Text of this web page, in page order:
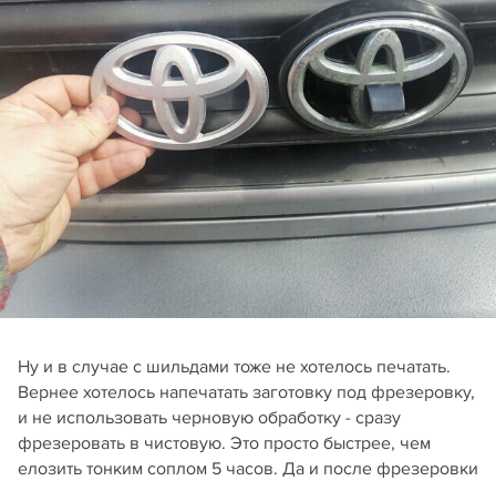
Ну и в случае с шильдами тоже не хотелось печатать.
Вернее хотелось напечатать заготовку под фрезеровку,
и не использовать черновую обработку - сразу
фрезеровать в чистовую. Это просто быстрее, чем
елозить тонким соплом 5 часов. Да и после фрезеровки